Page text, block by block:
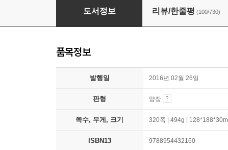
마크툽 Maktub
도서정보 리뷰/한줄평 (100/730)
품목정보
발행일 2016년 02월 26일
판형 양장
쪽수, 무게, 크기 320쪽 | 494g |
ISBN13 9788954432160